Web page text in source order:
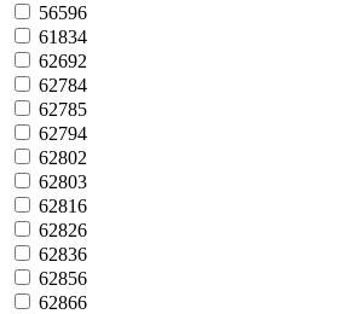
56596
61834
62692
62784
62785
62794
62802
62803
62816
62826
62836
62856
62866